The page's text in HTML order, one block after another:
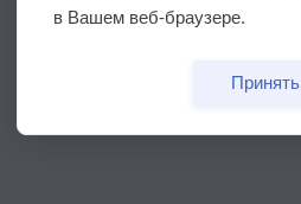
в Вашем веб-браузере.
Принять